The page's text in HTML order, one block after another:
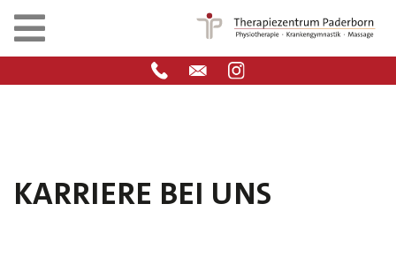
KARRIERE BEI UNS